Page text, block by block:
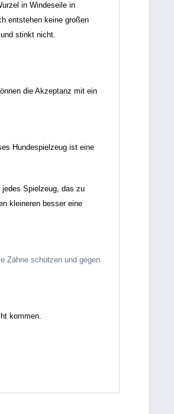
in Windeseile in
entstehen keine großen
stinkt nicht.
die Akzeptanz mit ein
Hundespielzeug ist eine
Spielzeug, das zu
kleineren besser eine
Zähne schützen und gegen
kommen.